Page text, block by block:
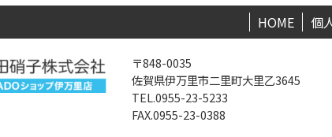
HOME 個
〒848-0035
佐賀県伊万里市二里町大里乙3645
TEL.0955-23-5233
FAX.0955-23-0388